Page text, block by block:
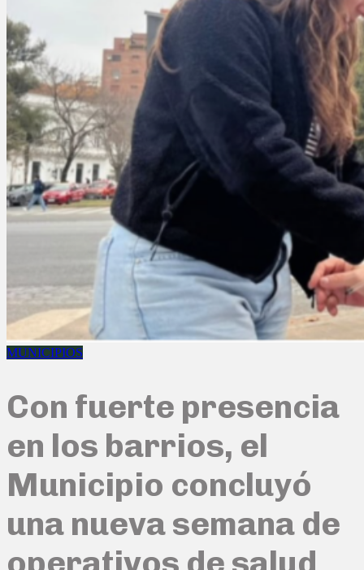
MUNICIPIOS
Con fuerte presencia
en los barrios, el
Municipio concluyó
una nueva semana de